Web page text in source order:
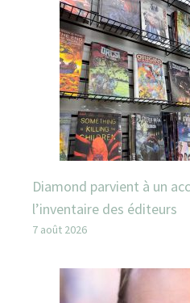
Diamond parvient à un
l’inventaire des éditeurs
7 août 2026